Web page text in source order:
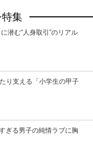
集
潜む“人身取引”のリアル
り支える「小学生の甲子
ぎる男子の純情ラブに胸